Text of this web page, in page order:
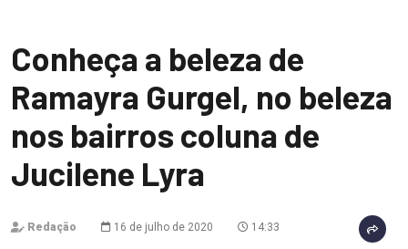
Conheça a beleza de
Ramayra Gurgel, no beleza
nos bairros coluna de
Jucilene Lyra
Redação 16 de julho de 2020 14:33